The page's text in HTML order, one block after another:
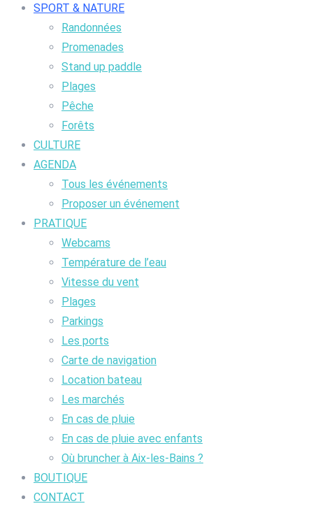
SPORT & NATURE
Randonnées
Promenades
Stand up paddle
Plages
Pêche
Forêts
CULTURE
AGENDA
Tous les événements
Proposer un événement
PRATIQUE
Webcams
Température de l’eau
Vitesse du vent
Plages
Parkings
Les ports
Carte de navigation
Location bateau
Les marchés
En cas de pluie
En cas de pluie avec enfants
Où bruncher à Aix-les-Bains ?
BOUTIQUE
CONTACT